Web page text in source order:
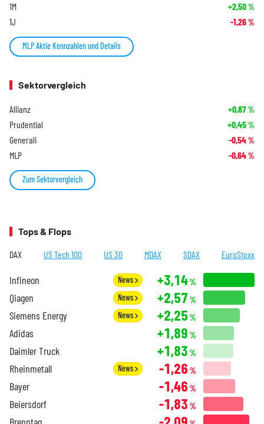
1M +2,50%
1J -1,26%
MLP Aktie Kennzahlen und Details
Sektorvergleich
Allianz +0,87%
Prudential +0,45%
Generali -0,54%
MLP -0,64%
Zum Sektorvergleich
Tops & Flops
DAX US Tech 100 US 30 MDAX SDAX EuroStoxx
Infineon News +3,14%
Qiagen News +2,57 %
Siemens Energy News +2,25 %
Adidas +1,89 %
Daimler Truck +1,83 %
Rheinmetall News -1,26 %
Bayer -1,46 %
Beiersdorf -1,83 %